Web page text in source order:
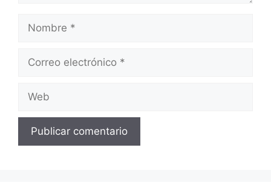
electrónico